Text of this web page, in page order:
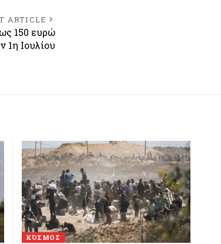
ARTICLE
150 ευρώ
1η Ιουλίου
ΚΌΣΜΟΣ